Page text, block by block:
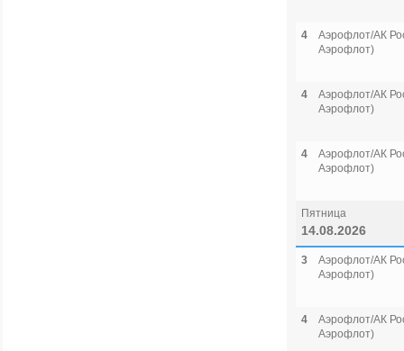
4
Аэрофлот/АК
Аэрофлот)
4
Аэрофлот/АК
Аэрофлот)
4
Аэрофлот/АК
Аэрофлот)
Пятница
14.08.2026
3
Аэрофлот/АК
Аэрофлот)
4
Аэрофлот/АК
Аэрофлот)